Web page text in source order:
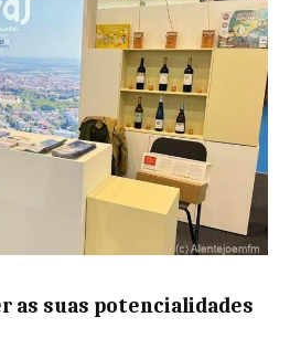
as suas potencialidades